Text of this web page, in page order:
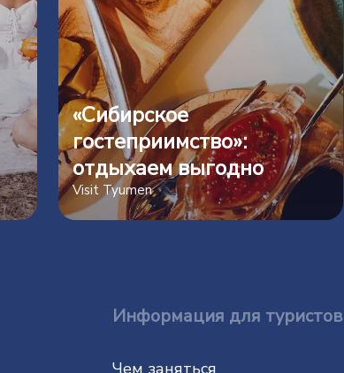
«Сибирское
гостеприимство»:
отдыхаем выгодно
Visit Tyumen
Информация для туристов
Чем заняться